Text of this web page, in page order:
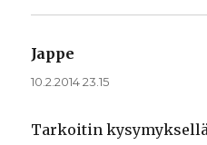
Jappe
10.2.2014 23.15
Tarkoitin